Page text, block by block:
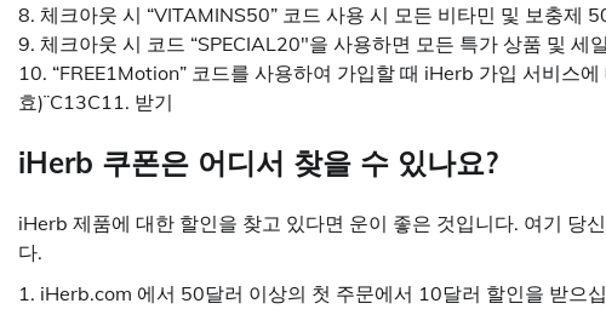
8. 체크아웃 시 “VITAMINS50” 코드 사용 시 모든 비타민 및 보충제
9. 체크아웃 시 코드 “SPECIAL20″을 사용하면 모든 특가 상품 및 세
10. “FREE1Motion” 코드를 사용하여 가입할 때 iHerb 가입 서비스
효)¨C13C11. 받기
iHerb 쿠폰은 어디서 찾을 수 있나요?
iHerb 제품에 대한 할인을 찾고 있다면 운이 좋은 것입니다. 여기 당
다.
1. iHerb.com 에서 50달러 이상의 첫 주문에서 10달러 할인을 받으